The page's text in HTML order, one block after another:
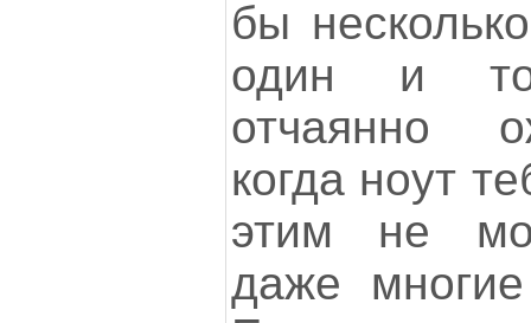
бы
один и
отчаянно
когда ноут
этим не
даже